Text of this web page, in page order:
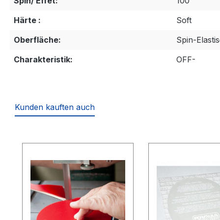
Härte :
Soft
Oberfläche:
Spin-
Charakteristik:
OFF-
Kunden kauften auch